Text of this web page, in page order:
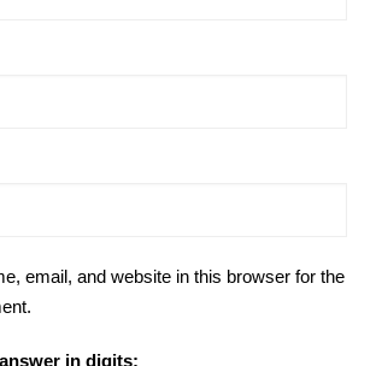
email, and website in this browser for the
in digits: